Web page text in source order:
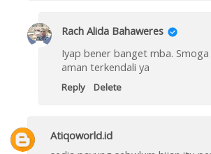
Rach Alida Bahaweres
Iyap bener banget mba.
aman terkendali ya
Reply Delete
Atiqoworld.id